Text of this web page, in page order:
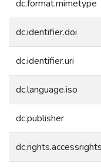
dc.format.mimetype
dc.identifier.doi
dc.identifier.uri
dc.language.iso
dc.publisher
dc.rights.accessrights